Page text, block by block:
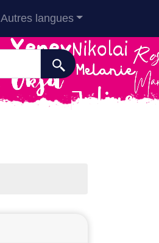
Autres langues